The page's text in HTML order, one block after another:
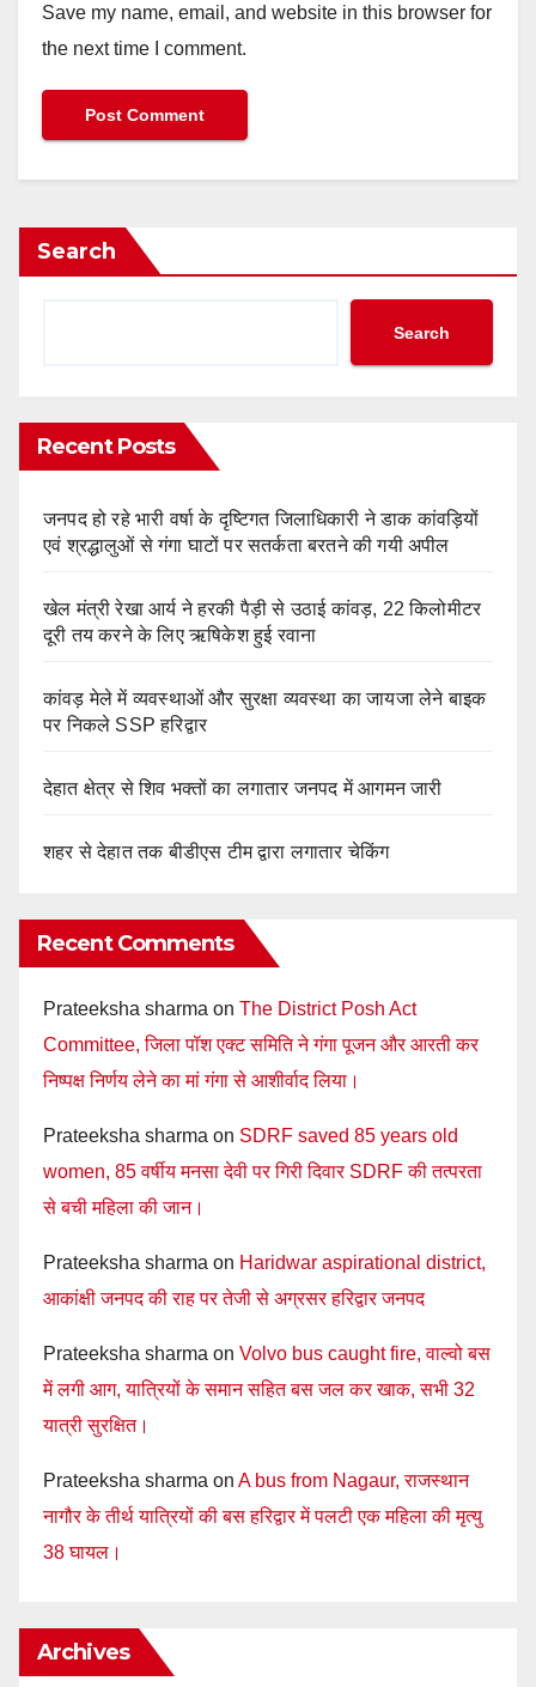
Save my name, email, and website in this browser for
the next time I comment.
Search
Search
Recent Posts
जनपद हो रहे भारी वर्षा के दृष्टिगत जिलाधिकारी ने डाक कांवड़ियों
एवं श्रद्धालुओं से गंगा घाटों पर सतर्कता बरतने की गयी अपील
खेल मंत्री रेखा आर्य ने हरकी पैड़ी से उठाई कांवड़, 22 किलोमीटर
दूरी तय करने के लिए ऋषिकेश हुई रवाना
कांवड़ मेले में व्यवस्थाओं और सुरक्षा व्यवस्था का जायजा लेने बाइक
पर निकले SSP हरिद्वार
देहात क्षेत्र से शिव भक्तों का लगातार जनपद में आगमन जारी
शहर से देहात तक बीडीएस टीम द्वारा लगातार चेकिंग
Recent Comments
Prateeksha sharma on The District Posh Act
Committee, जिला पॉश एक्ट समिति ने गंगा पूजन और आरती कर
निष्पक्ष निर्णय लेने का मां गंगा से आशीर्वाद लिया।
Prateeksha sharma on SDRF saved 85 years old
women, 85 वर्षीय मनसा देवी पर गिरी दिवार SDRF की तत्परता
से बची महिला की जान।
Prateeksha sharma on Haridwar aspirational district,
आकांक्षी जनपद की राह पर तेजी से अग्रसर हरिद्वार जनपद
Prateeksha sharma on Volvo bus caught fire, वाल्वो बस
में लगी आग, यात्रियों के समान सहित बस जल कर खाक, सभी 32
यात्री सुरक्षित।
Prateeksha sharma on A bus from Nagaur, राजस्थान
नागौर के तीर्थ यात्रियों की बस हरिद्वार में पलटी एक महिला की मृत्यु
38 घायल।
Archives